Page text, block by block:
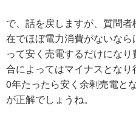
で、話を戻しますが、質問
在でほぼ電力消費がないな
って安く売電するだけにな
合によってはマイナスとな
0年たったら安く余剰売電と
が正解でしょうね。